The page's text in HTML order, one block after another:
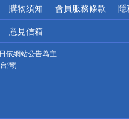
購物須知 會員服務條款 隱
意見信箱
依網站公告為主
灣)